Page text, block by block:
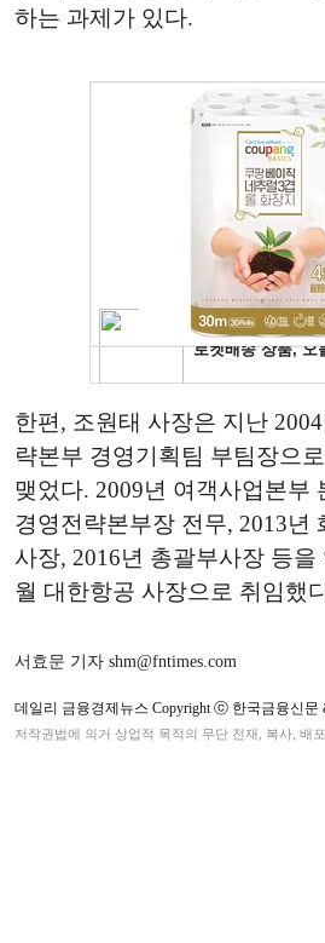
하는 과제가 있다.
한편, 조원태 사장은 지난
략본부 경영기획팀 부팀장으
맺었다. 2009년 여객사업본부
경영전략본부장 전무, 2013년
사장, 2016년 총괄부사장 등을
월 대한항공 사장으로 취임했
서효문 기자 shm@fntimes.com
데일리 금융경제뉴스 Copyright ⓒ 한국금융신문
저작권법에 의거 상업적 목적의 무단 전재, 복사, 배